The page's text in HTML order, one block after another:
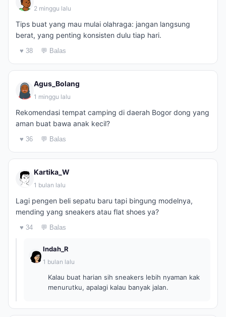
2 minggu lalu
Tips buat yang mau mulai olahraga: jangan langsung
berat, yang penting konsisten dulu tiap hari.
♥ 38 💬 Balas
Agus_Bolang
1 minggu lalu
Rekomendasi tempat camping di daerah Bogor dong yang
aman buat bawa anak kecil?
♥ 36 💬 Balas
Kartika_W
1 bulan lalu
Lagi pengen beli sepatu baru tapi bingung modelnya,
mending yang sneakers atau flat shoes ya?
♥ 34 💬 Balas
Indah_R
1 bulan lalu
Kalau buat harian sih sneakers lebih nyaman kak
menurutku, apalagi kalau banyak jalan.